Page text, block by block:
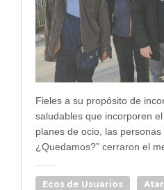
Fieles a su propósito de
saludables que incorporen
planes de ocio, las
¿Quedamos?” cerraron el
Ecos de Usuarios